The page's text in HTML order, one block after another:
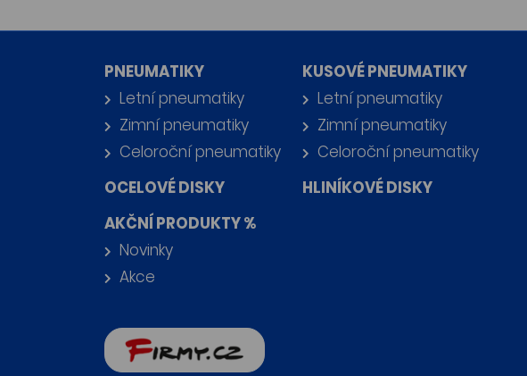
PNEUMATIKY
Letní pneumatiky
Zimní pneumatiky
Celoroční pneumatiky
KUSOVÉ PNEUMATIKY
Letní pneumatiky
Zimní pneumatiky
Celoroční pneumatiky
OCELOVÉ DISKY
HLINÍKOVÉ DISKY
AKČNÍ PRODUKTY %
Novinky
Akce
firmy.cz